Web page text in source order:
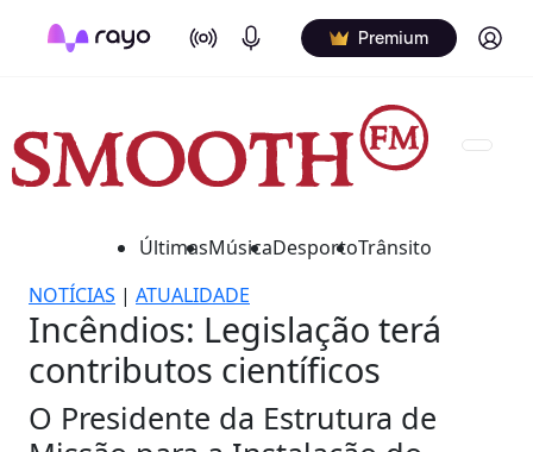
On Air Podcasts Premium Log in
ÚltimasMúsicaDesportoTrânsito
NOTÍCIAS | ATUALIDADE
Incêndios: Legislação terá
contributos científicos
O Presidente da Estrutura de